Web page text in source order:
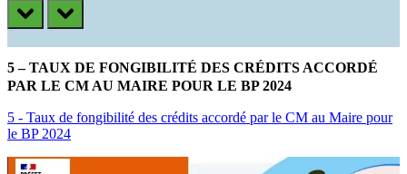
prev next
5 – TAUX DE FONGIBILITÉ DES CRÉDITS ACCORDÉ
PAR LE CM AU MAIRE POUR LE BP 2024
5 - Taux de fongibilité des crédits accordé par le CM au Maire pour
le BP 2024